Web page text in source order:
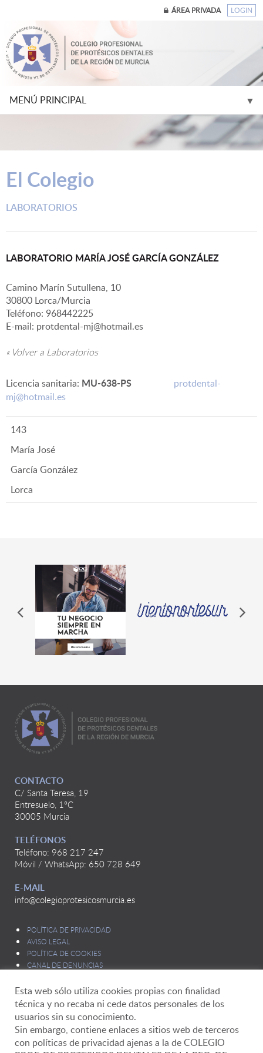
ÁREA PRIVADA LOGIN
MENÚ PRINCIPAL ▼
El Colegio
LABORATORIOS
LABORATORIO MARÍA JOSÉ GARCÍA GONZÁLEZ
Camino Marín Sutullena, 10
30800 Lorca/Murcia
Teléfono: 968442225
E-mail: protdental-mj@hotmail.es
« Volver a Laboratorios
Licencia sanitaria: MU-638-PS protdental-
mj@hotmail.es
143
María José
García González
Lorca
CONTACTO
C/ Santa Teresa, 19
Entresuelo, 1ºC
30005 Murcia
TELÉFONOS
Teléfono: 968 217 247
Móvil / WhatsApp: 650 728 649
E-MAIL
info@colegioprotesicosmurcia.es
POLÍTICA DE PRIVACIDAD
AVISO LEGAL
POLÍTICA DE COOKIES
CANAL DE DENUNCIAS
Esta web sólo utiliza cookies propias con finalidad
técnica y no recaba ni cede datos personales de los
usuarios sin su conocimiento.
Sin embargo, contiene enlaces a sitios web de terceros
con políticas de privacidad ajenas a la de COLEGIO